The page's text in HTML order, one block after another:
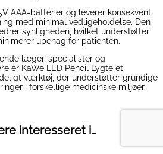
AAA-batterier og leverer konsekvent,
med minimal vedligeholdelse. Den
synligheden, hvilket understøtter
ubehag for patienten.
læger, specialister og
er KaWe LED Pencil Lygte et
værktøj, der understøtter grundige
i forskellige medicinske miljøer.
interesseret i…